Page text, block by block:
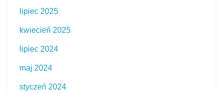
lipiec 2025
kwiecień 2025
lipiec 2024
maj 2024
styczeń 2024